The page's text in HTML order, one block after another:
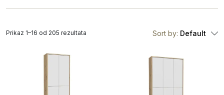
Sort by: Default
Prikaz 1–16 od 205 rezultata